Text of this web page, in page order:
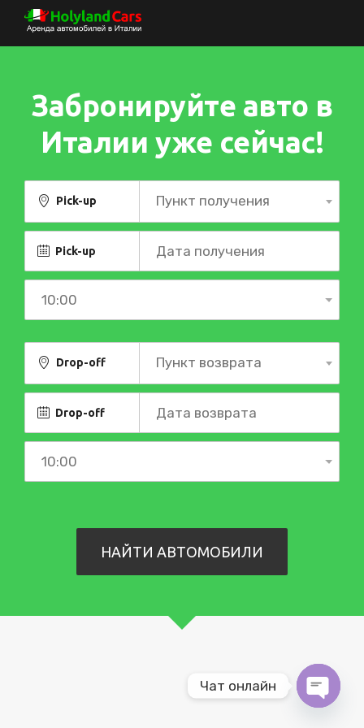
Забронируйте авто в
Италии уже сейчас!
Pick-up Пункт получения
Pick-up
Drop-off Пункт возврата
Drop-off
Чат онлайн